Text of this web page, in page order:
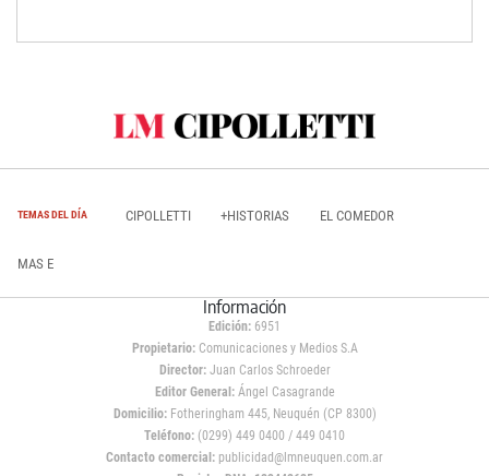
TEMAS DEL DÍA CIPOLLETTI +HISTORIAS EL COMEDOR
MAS E
Información
Edición: 6951
Propietario:Comunicaciones y Medios S.A
Director: Juan Carlos Schroeder
Editor General:Ángel Casagrande
Domicilio:Fotheringham 445, Neuquén (CP 8300)
Teléfono: (0299) 449 0400 / 449 0410
Contacto comercial: publicidad@lmneuquen.com.ar